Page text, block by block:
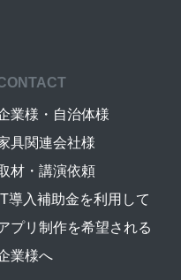
業様・自治体様
具関連会社様
材・講演依頼
IT導入補助金を利用して
プリ制作を希望される
業様へ